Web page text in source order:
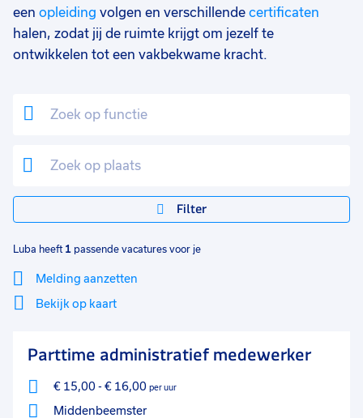
een opleiding volgen en verschillende certificaten
halen, zodat jij de ruimte krijgt om jezelf te
ontwikkelen tot een vakbekwame kracht.
Filter
Luba heeft 1 passende vacatures voor je
Melding aanzetten
Bekijk op kaart
Filter
Sluiten
Parttime administratief medewerker
€ 15,00- € 16,00 per uur
Middenbeemster